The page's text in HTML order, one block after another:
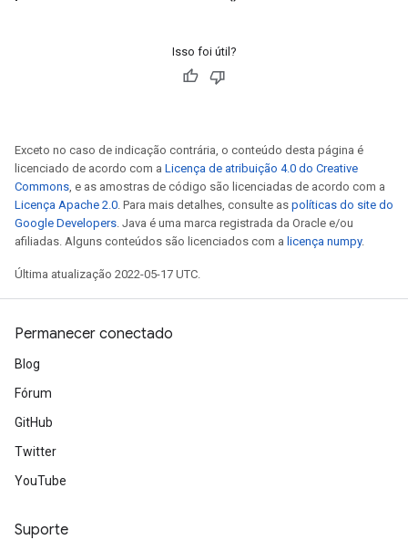
Isso foi útil?
Exceto no caso de indicação contrária, o conteúdo desta página é
licenciado de acordo com a Licença de atribuição 4.0 do Creative
Commons, e as amostras de código são licenciadas de acordo com a
Licença Apache 2.0. Para mais detalhes, consulte as políticas do site do
Google Developers. Java é uma marca registrada da Oracle e/ou
afiliadas. Alguns conteúdos são licenciados com a licença numpy.
Última atualização 2022-05-17 UTC.
Permanecer conectado
Blog
Fórum
GitHub
Twitter
YouTube
Suporte